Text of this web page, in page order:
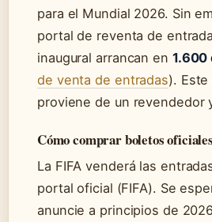
para el Mundial 2026. Sin
portal de reventa de
inaugural arrancan en 1.600
de venta de entradas).
proviene de un revendedor
Cómo comprar boletos oficiales
La FIFA venderá las
portal oficial (FIFA). Se
anuncie a principios de